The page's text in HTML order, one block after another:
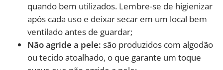
quando bem utilizados. Lembre-se de higienizar
após cada uso e deixar secar em um local bem
ventilado antes de guardar;
Não agride a pele: são produzidos com algodão
ou tecido atoalhado, o que garante um toque